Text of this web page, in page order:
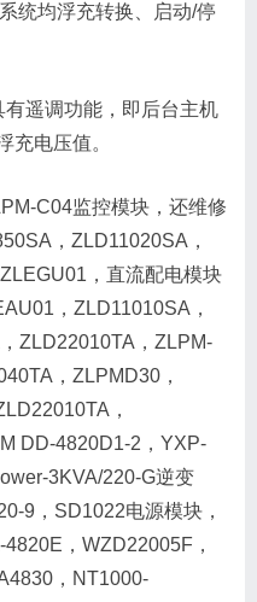
统均浮充转换、启动/停
遥调功能，即后台主机
充电压值。
C04监控模块，还维修
，ZLD11020SA，
，直流配电模块
，ZLD11010SA，
ZLD22010TA，ZLPM-
，ZLPMD30，
，
DD-4820D1-2，YXP-
3KVA/220-G逆变
9，SD1022电源模块，
，WZD22005F，
，NT1000-